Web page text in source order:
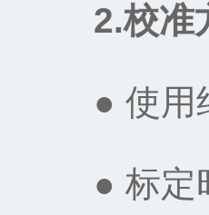
2.校准
● 使用纯
● 标定时